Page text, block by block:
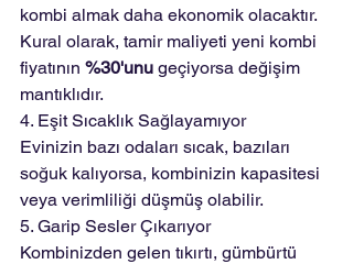
kombi almak daha ekonomik olacaktır.
Kural olarak, tamir maliyeti yeni kombi
fiyatının %30'unu geçiyorsa değişim
mantıklıdır.
4. Eşit Sıcaklık Sağlayamıyor
Evinizin bazı odaları sıcak, bazıları
soğuk kalıyorsa, kombinizin kapasitesi
veya verimliliği düşmüş olabilir.
5. Garip Sesler Çıkarıyor
Kombinizden gelen tıkırtı, gümbürtü